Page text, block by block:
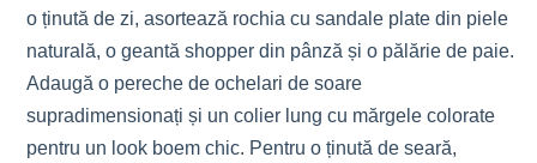
o ținută de zi, asortează rochia cu sandale plate din piele
naturală, o geantă shopper din pânză și o pălărie de paie.
Adaugă o pereche de ochelari de soare
supradimensionați și un colier lung cu mărgele colorate
pentru un look boem chic. Pentru o ținută de seară,